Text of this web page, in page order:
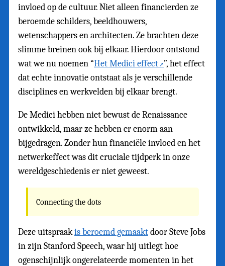
invloed op de cultuur. Niet alleen financierden ze
beroemde schilders, beeldhouwers,
wetenschappers en architecten. Ze brachten deze
slimme breinen ook bij elkaar. Hierdoor ontstond
wat we nu noemen “Het Medici effect ”, het effect
dat echte innovatie ontstaat als je verschillende
disciplines en werkvelden bij elkaar brengt.
De Medici hebben niet bewust de Renaissance
ontwikkeld, maar ze hebben er enorm aan
bijgedragen. Zonder hun financiële invloed en het
netwerkeffect was dit cruciale tijdperk in onze
wereldgeschiedenis er niet geweest.
Connecting the dots
Deze uitspraakis beroemd gemaaktdoor Steve Jobs
in zijn Stanford Speech, waar hij uitlegt hoe
ogenschijnlijk ongerelateerde momenten in het